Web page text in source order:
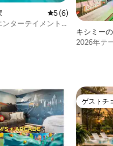
均評価
レビュー6件、5つ
5 (6)
ターテイメント
キシミー
2026年テ
スです。 ゲストチ
ゲストチ